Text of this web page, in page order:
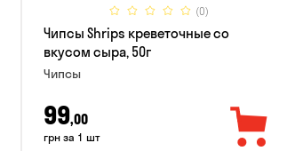
(0)
Чипсы Shrips креветочные со
вкусом сыра, 50г
Чипсы
99,00
грн за 1 шт